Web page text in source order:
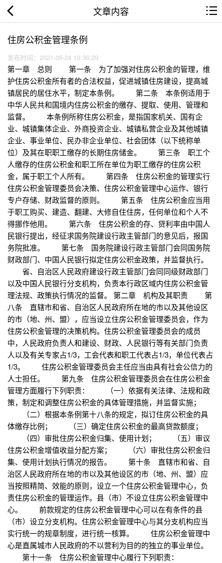
文章内容
住房公积金管理条例
发布时间：2021-05-24 10:36:29
第一章 总则 第一条 为了加强对住房公积金的管理，维
护住房公积金所有者的合法权益，促进城镇住房建设，提高城
镇居民的居住水平，制定本条例。 第二条 本条例适用于
中华人民共和国境内住房公积金的缴存、提取、使用、管理和
监督。 本条例所称住房公积金，是指国家机关、国有企
业、城镇集体企业、外商投资企业、城镇私营企业及其他城镇
企业、事业单位、民办非企业单位、社会团体（以下统称单
位）及其在职职工缴存的长期住房储金。 第三条 职工个
人缴存的住房公积金和职工所在单位为职工缴存的住房公积
金，属于职工个人所有。 第四条 住房公积金的管理实行
住房公积金管理委员会决策、住房公积金管理中心运作、银行
专户存储、财政监督的原则。 第五条 住房公积金应当用
于职工购买、建造、翻建、大修自住住房，任何单位和个人不
得挪作他用。 第六条 住房公积金的存、贷利率由中国人
民银行提出，经征求国务院建设行政主管部门的意见后，报国
务院批准。 第七条 国务院建设行政主管部门会同国务院
财政部门、中国人民银行拟定住房公积金政策，并监督执行。
省、自治区人民政府建设行政主管部门会同同级财政部门
以及中国人民银行分支机构，负责本行政区域内住房公积金管
理法规、政策执行情况的监督。 第二章 机构及其职责 第
八条 直辖市和省、自治区人民政府所在地的市以及其他设区
的市（地、州、盟），应当设立住房公积金管理委员会，作为
住房公积金管理的决策机构。住房公积金管理委员会的成员
中，人民政府负责人和建设、财政、人民银行等有关部门负责
人以及有关专家占1/3，工会代表和职工代表占1/3，单位代表占
1/3。 住房公积金管理委员会主任应当由具有社会公信力的
人士担任。 第九条 住房公积金管理委员会在住房公积金
管理方面履行下列职责： （一）依据有关法律、法规和政
策，制定和调整住房公积金的具体管理措施，并监督实施；
（二）根据本条例第十八条的规定，拟订住房公积金的具
体缴存比例； （三）确定住房公积金的最高贷款额度；
（四）审批住房公积金归集、使用计划； （五）审议
住房公积金增值收益分配方案； （六）审批住房公积金归
集、使用计划执行情况的报告。 第十条 直辖市和省、自
治区人民政府所在地的市以及其他设区的市（地、州、盟）应
当按照精简、效能的原则，设立一个住房公积金管理中心，负
责住房公积金的管理运作。县（市）不设立住房公积金管理中
心。 前款规定的住房公积金管理中心可以在有条件的县
（市）设立分支机构。住房公积金管理中心与其分支机构应当
实行统一的规章制度，进行统一核算。 住房公积金管理中
心是直属城市人民政府的不以营利为目的的独立的事业单位。
第十一条 住房公积金管理中心履行下列职责：